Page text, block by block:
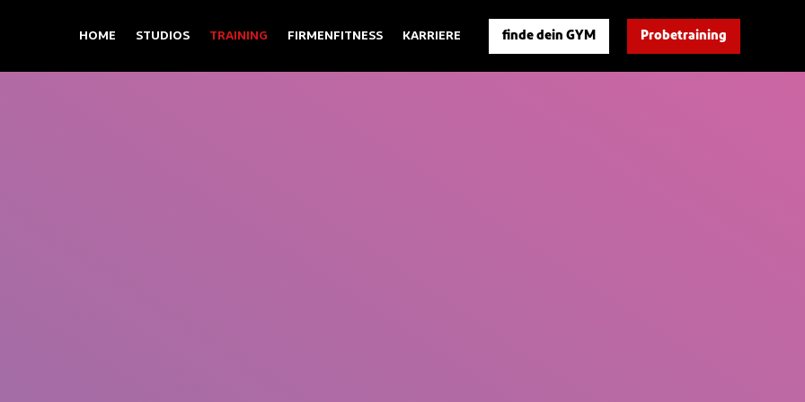
HOME STUDIOS TRAINING FIRMENFITNESS KARRIERE finde dein GYM Probetraining